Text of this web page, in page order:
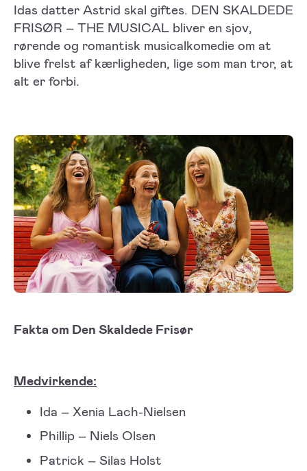
Idas datter Astrid skal giftes. DEN SKALDEDE
FRISØR – THE MUSICAL bliver en sjov,
rørende og romantisk musicalkomedie om at
blive frelst af kærligheden, lige som man tror, at
alt er forbi.
Fakta om Den Skaldede Frisør
Medvirkende:
Ida – Xenia Lach-Nielsen
Phillip – Niels Olsen
Patrick – Silas Holst